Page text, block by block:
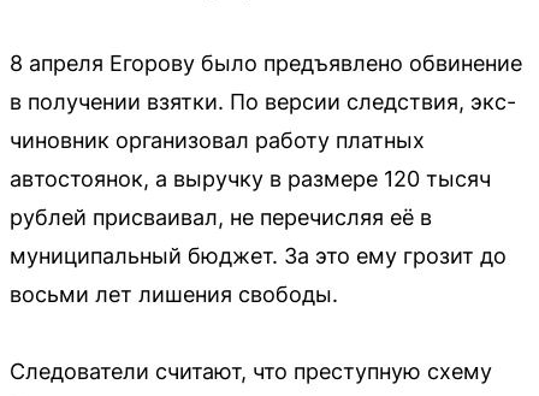
8 апреля Егорову было предъявлено обвинение
в получении взятки. По версии следствия, экс-
чиновник организовал работу платных
автостоянок, а выручку в размере 120 тысяч
рублей присваивал, не перечисляя её в
муниципальный бюджет. За это ему грозит до
восьми лет лишения свободы.
Следователи считают, что преступную схему